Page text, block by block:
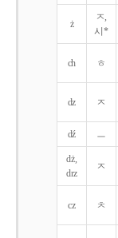
ż
ㅈ,
시*
ch ㅎ
dz ㅈ
dź ㅡ
dż,
drz
ㅈ
cz ㅊ